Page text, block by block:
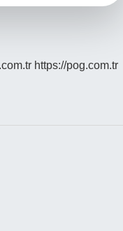
https://pog.com.tr